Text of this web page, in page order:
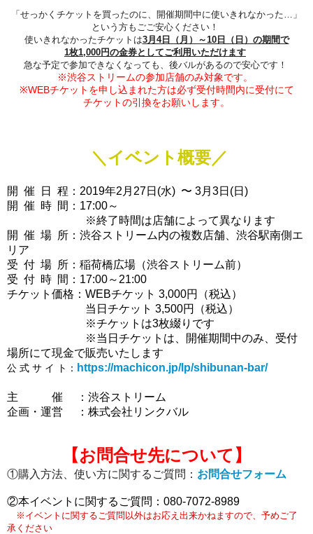
「せっかくチケットを買ったのに、開催期間中に使いきれなかった…」
という方もごご安心ください！
使いきれなかったチケットは3月4日（月）～10日（日）の期間で
1枚1,000円の金券としてご利用いただけます
急な予定で参加できなくなっても、後バルがあるので安心です！
※渋谷ストリームの参加店舗のみ対象です。
※WEBチケットを申し込まれた方は必ず受付時間内に受付にて
チケットの引換をお願いします。
＼イベント概要／
開 催 日 程：2019年2月27日(水) 〜 3月3日(日)
開 催 時 間：17:00～
※終了時間は店舗によって異なります
開 催 場 所：渋谷ストリーム内の複数店舗、渋谷駅南側エ
リア
受 付 場 所：稲荷橋広場（渋谷ストリーム前）
受 付 時 間：17:00～21:00
チケット価格：WEBチケット 3,000円（税込）
当日チケット 3,500円（税込）
※チケットは3枚綴りです
※当日チケットは、開催期間中のみ、受付
場所にて現金で販売いたします
公 式 サ イ ト： https://machicon.jp/lp/shibunan-bar/
主 催 ：渋谷ストリーム
企画・運営 ：株式会社リンクバル
【お問合せ先について 】
①購入方法、使い方に関するご質問： お問合せフォーム
②本イベントに関するご質問： 080-7072-8989
※イベントに関するご質問以外はお応え出来かねますので、予めご了
承ください